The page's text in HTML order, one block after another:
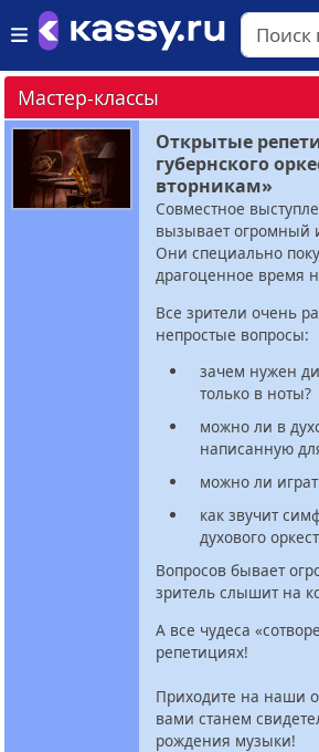
Мастер-классы
Открытые
губернского
вторникам»
Совместное
вызывает огромный
Они специально
драгоценное время
Все зрители очень
непростые вопросы:
зачем нужен
только в ноты?
можно ли в
написанную
можно ли
как звучит
духового
Вопросов бывает
зритель слышит на
А все чудеса
репетициях!
Приходите на наши
вами станем
рождения музыки!